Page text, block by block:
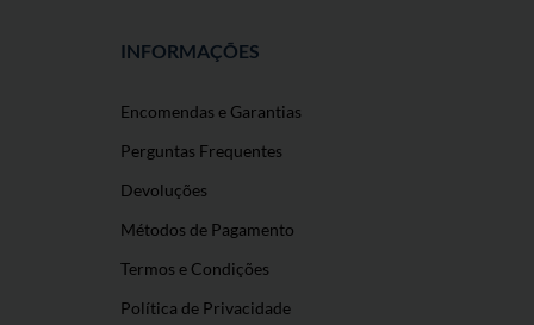
INFORMAÇÕES
Encomendas e Garantias
Perguntas Frequentes
Devoluções
Métodos de Pagamento
Termos e Condições
Política de Privacidade